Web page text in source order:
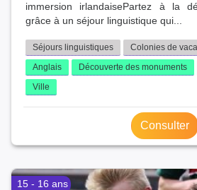
immersion irlandaisePartez à la
grâce à un séjour linguistique qui...
Séjours linguistiques
Colonies de
Anglais
Découverte des monuments
Ville
Consulter
15 - 16 ans